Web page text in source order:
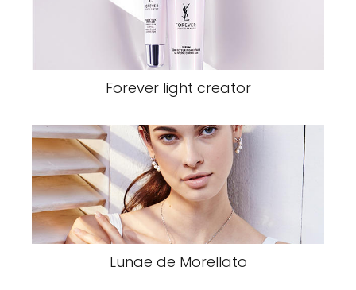
Forever light creator
Lunae de Morellato